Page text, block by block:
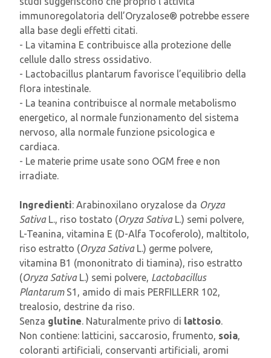
immunoregolatoria dell’Oryzalose® potrebbe essere
alla base degli effetti citati.
- La vitamina E contribuisce alla protezione delle
cellule dallo stress ossidativo.
- Lactobacillus plantarum favorisce l’equilibrio della
flora intestinale.
- La teanina contribuisce al normale metabolismo
energetico, al normale funzionamento del sistema
nervoso, alla normale funzione psicologica e
cardiaca.
- Le materie prime usate sono OGM free e non
irradiate.
Ingredienti: Arabinoxilano oryzalose da Oryza
SativaL., riso tostato (Oryza SativaL.) semi polvere,
L-Teanina, vitamina E (D-Alfa Tocoferolo), maltitolo,
riso estratto (Oryza SativaL.) germe polvere,
vitamina B1 (mononitrato di tiamina), riso estratto
(Oryza SativaL.) semi polvere, Lactobacillus
PlantarumS1, amido di mais PERFILLERR 102,
trealosio, destrine da riso.
Senza glutine. Naturalmente privo di lattosio.
Non contiene: latticini, saccarosio, frumento, soia,
coloranti artificiali, conservanti artificiali, aromi